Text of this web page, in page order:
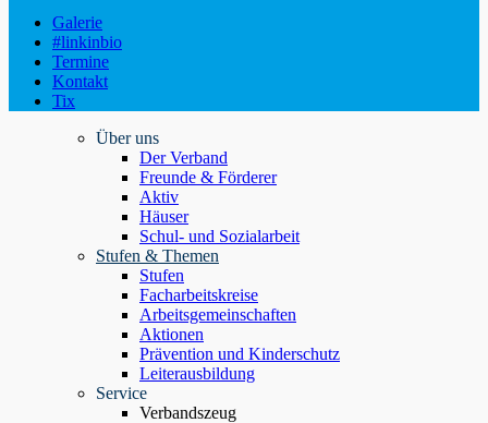
Galerie
#linkinbio
Termine
Kontakt
Tix
Über uns
Der Verband
Freunde & Förderer
Aktiv
Häuser
Schul- und Sozialarbeit
Stufen & Themen
Stufen
Facharbeitskreise
Arbeitsgemeinschaften
Aktionen
Prävention und Kinderschutz
Leiterausbildung
Service
Verbandszeug